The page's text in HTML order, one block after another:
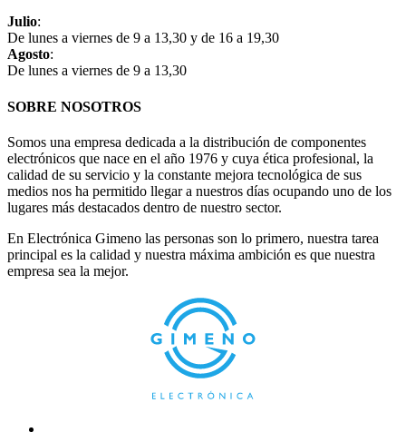
Julio:
De lunes a viernes de 9 a 13,30 y de 16 a 19,30
Agosto:
De lunes a viernes de 9 a 13,30
SOBRE NOSOTROS
Somos una empresa dedicada a la distribución de componentes
electrónicos que nace en el año 1976 y cuya ética profesional, la
calidad de su servicio y la constante mejora tecnológica de sus
medios nos ha permitido llegar a nuestros días ocupando uno de los
lugares más destacados dentro de nuestro sector.
En Electrónica Gimeno las personas son lo primero, nuestra tarea
principal es la calidad y nuestra máxima ambición es que nuestra
empresa sea la mejor.